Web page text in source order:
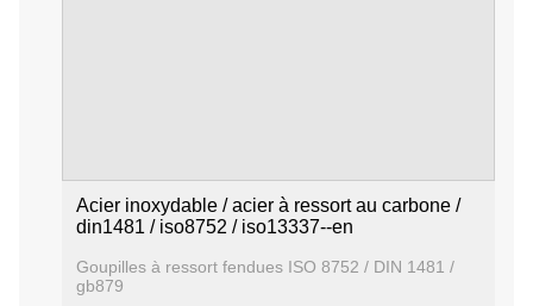
Acier inoxydable / acier à ressort au carbone /
din1481 / iso8752 / iso13337--en
Goupilles à ressort fendues ISO 8752 / DIN 1481 /
gb879